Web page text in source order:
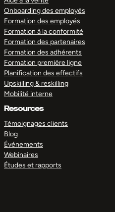
Onboarding des employés
Formation des employés
Formation à la conformité
Formation des partenaires
Formation des adhérents
Formation première ligne
Planification des effectifs
Upskilling & reskilling
Mobilité interne
Resources
Témoignages clients
Blog
Événements
Webinaires
Études et rapports